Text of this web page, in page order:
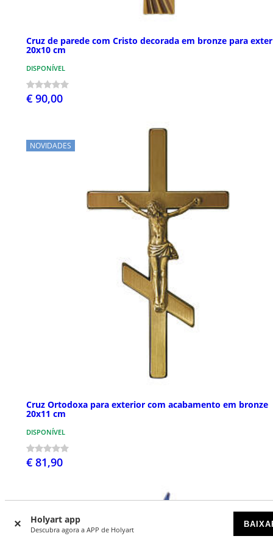
Holyart app
Descubra agora a APP de Holyart
Cruz de parede com Cristo decorada em bronze para
20x10 cm
DISPONÍVEL
€ 90,00
NOVIDADES
Cruz Ortodoxa para exterior com acabamento em bronze
20x11 cm
DISPONÍVEL
€ 81,90